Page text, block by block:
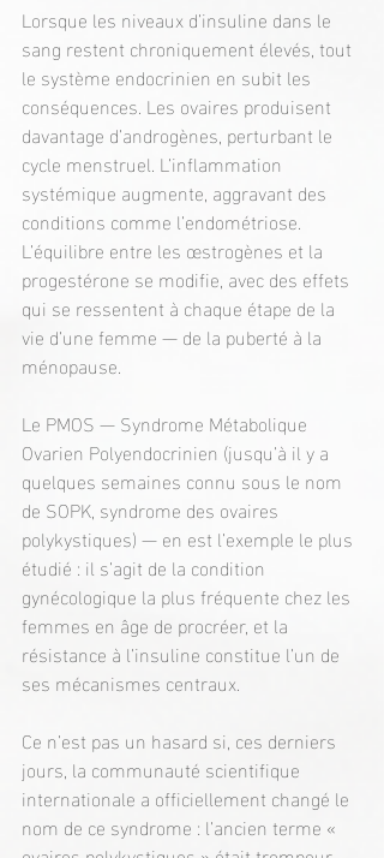
Lorsque les niveaux d’insuline dans le
sang restent chroniquement élevés, tout
le système endocrinien en subit les
conséquences. Les ovaires produisent
davantage d’androgènes, perturbant le
cycle menstruel. L’inflammation
systémique augmente, aggravant des
conditions comme l’endométriose.
L’équilibre entre les œstrogènes et la
progestérone se modifie, avec des effets
qui se ressentent à chaque étape de la
vie d’une femme — de la puberté à la
ménopause.
Le PMOS — Syndrome Métabolique
Ovarien Polyendocrinien (jusqu’à il y a
quelques semaines connu sous le nom
de SOPK, syndrome des ovaires
polykystiques) — en est l’exemple le plus
étudié : il s’agit de la condition
gynécologique la plus fréquente chez les
femmes en âge de procréer, et la
résistance à l’insuline constitue l’un de
ses mécanismes centraux.
Ce n’est pas un hasard si, ces derniers
jours, la communauté scientifique
internationale a officiellement changé le
nom de ce syndrome : l’ancien terme «